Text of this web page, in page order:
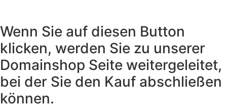
Wenn Sie auf diesen Button
klicken, werden Sie zu unserer
Domainshop Seite weitergeleitet,
bei der Sie den Kauf abschließen
können.